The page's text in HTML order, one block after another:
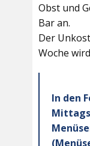
Obst und
Bar an.
Der
Woche
In den